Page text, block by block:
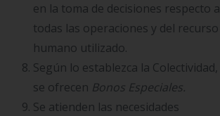
en la toma de decisiones respecto a
todas las operaciones y del recurso
humano utilizado.
Según lo establezca la Colectividad,
se ofrecen Bonos Especiales.
Se atienden las necesidades